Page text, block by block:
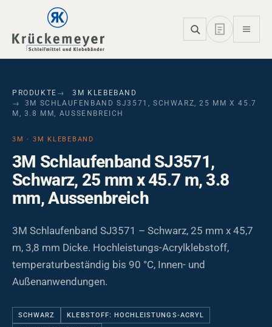
Skip to main navigation
Skip to main content
Skip to page footer
PRODUKTE
3M KLEBEBAND
3M SCHLAUFENBAND SJ3571, SCHWARZ, 25 MM X 45.7
M, 3.8 MM, AUSSENBREICH
3M · 3M KLEBEBAND
3M Schlaufenband SJ3571,
Schwarz, 25 mm x 45.7 m, 3.8
mm, Aussenbreich
3M Schlaufenband SJ3571 – Schwarz, 25 mm x 45,7
m, 3,8 mm Dicke. Hochleistungs-Acrylklebstoff,
temperaturbeständig bis 90 °C, Innen- und
Außenanwendungen.
SCHWARZ KLEBSTOFF: HOCHLEISTUNGS-ACRYL